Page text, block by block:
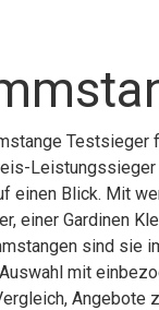
Testsieger
einen Blick. Mit
einer Gardinen
sind sie
mit
Angebote